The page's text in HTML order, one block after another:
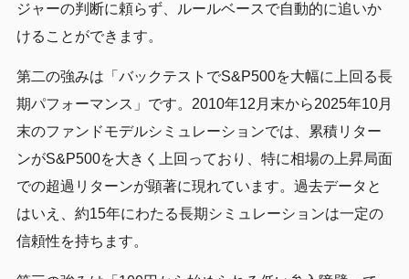
ジャーの判断に頼らず、ルールベースで自動的に追いか
けることができます。
第二の強みは「バックテストでS&P500を大幅に上回る長
期パフォーマンス」です。2010年12月末から2025年10月
末のファンドモデルシミュレーションでは、累積リター
ンがS&P500を大きく上回っており、特に相場の上昇局面
での超過リターンが顕著に現れています。過去データと
はいえ、約15年にわたる長期シミュレーションは一定の
信頼性を持ちます。